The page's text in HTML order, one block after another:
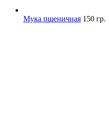
Мука пшеничная 150 гр.